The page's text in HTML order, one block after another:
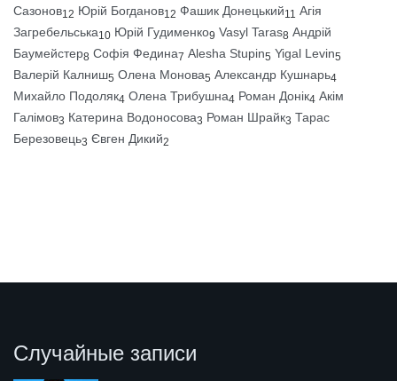
Сазонов12 Юрій Богданов12 Фашик Донецький11 Агія
Загребельська10 Юрій Гудименко9 Vasyl Taras8 Андрій
Баумейстер8 Софія Федина7 Alesha Stupin5 Yigal Levin5
Валерій Калниш5 Олена Монова5 Александр Кушнарь4
Михайло Подоляк4 Олена Трибушна4 Роман Донік4 Акім
Галімов3 Катерина Водоносова3 Роман Шрайк3 Тарас
Березовець3 Євген Дикий2
Случайные записи